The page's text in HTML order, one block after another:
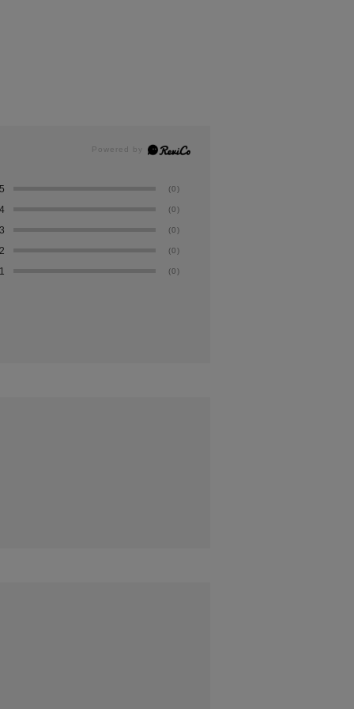
5 (0)
4 (0)
3 (0)
2 (0)
1 (0)